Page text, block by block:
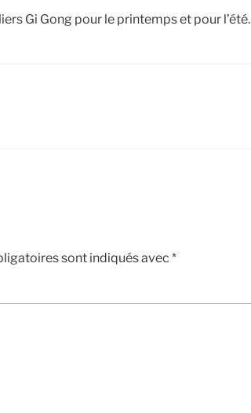
Gi Gong pour le printemps et pour l’été.
sont indiqués avec *